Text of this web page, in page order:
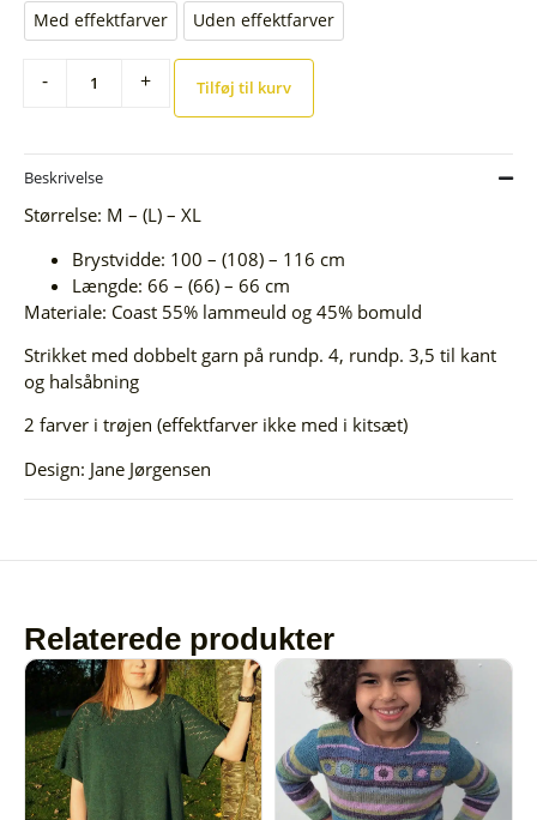
Med effektfarver Uden effektfarver
- + Tilføj til kurv
Beskrivelse
Størrelse: M – (L) – XL
Brystvidde: 100 – (108) – 116 cm
Længde: 66 – (66) – 66 cm
Materiale: Coast 55% lammeuld og 45% bomuld
Strikket med dobbelt garn på rundp. 4, rundp. 3,5 til kant
og halsåbning
2 farver i trøjen (effektfarver ikke med i kitsæt)
Design: Jane Jørgensen
Relaterede produkter